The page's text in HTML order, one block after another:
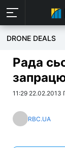
DRONE DEALS
Рада
11:29 22.02.2013
RBC.UA